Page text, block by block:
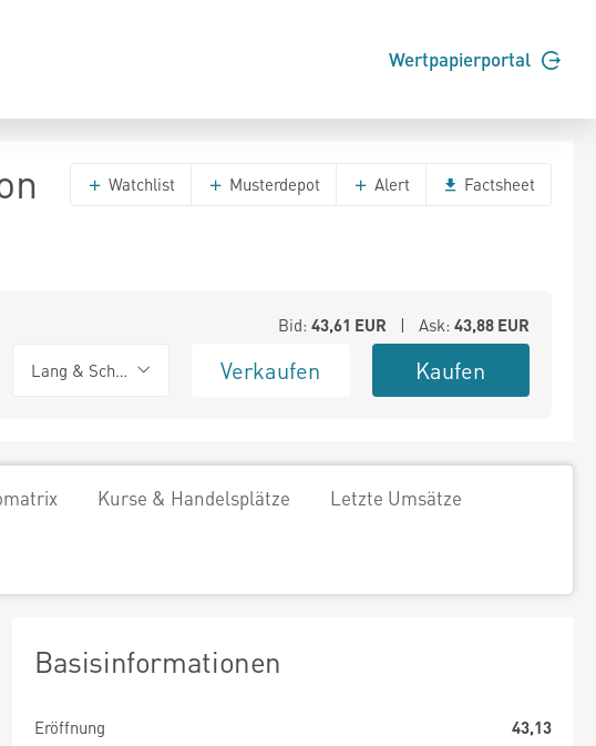
Wertpapierportal
Watchlist Musterdepot Alert Factsheet
Bid: 43,61 EUR | Ask: 43,88EUR
Lang & Schwarz Verkaufen Kaufen
Kurse & Handelsplätze Letzte Umsätze
Basisinformationen
Eröffnung
43,13